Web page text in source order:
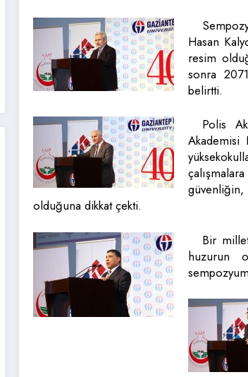
Hasan
resim
sonra
belirtti.
Polis
Akademisi
güvenliğin,
olduğuna dikkat çekti.
Bir
huzurun